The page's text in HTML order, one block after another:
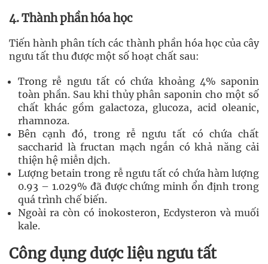
4. Thành phần hóa học
Tiến hành phân tích các thành phần hóa học của cây
ngưu tất thu được một số hoạt chất sau:
Trong rễ ngưu tất có chứa khoảng 4% saponin
toàn phần. Sau khi thủy phân saponin cho một số
chất khác gồm galactoza, glucoza, acid oleanic,
rhamnoza.
Bên cạnh đó, trong rễ ngưu tất có chứa chất
saccharid là fructan mạch ngắn có khả năng cải
thiện hệ miễn dịch.
Lượng betain trong rễ ngưu tất có chứa hàm lượng
0.93 – 1.029% đã được chứng minh ổn định trong
quá trình chế biến.
Ngoài ra còn có inokosteron, Ecdysteron và muối
kale.
Công dụng dược liệu ngưu tất